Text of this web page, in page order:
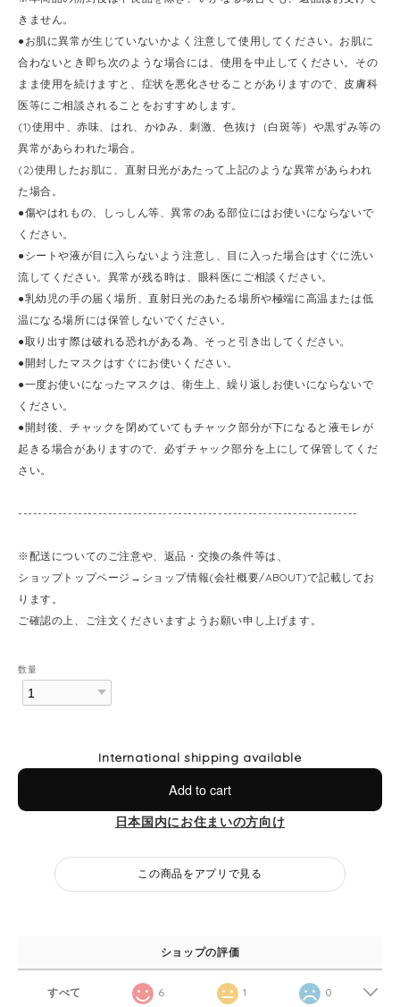
きません。
●お肌に異常が生じていないかよく注意して使用してください。お肌に
合わないとき即ち次のような場合には、使用を中止してください。その
まま使用を続けますと、症状を悪化させることがありますので、皮膚科
医等にご相談されることをおすすめします。
(1)使用中、赤味、はれ、かゆみ、刺激、色抜け（白斑等）や黒ずみ等の
異常があらわれた場合。
(2)使用したお肌に、直射日光があたって上記のような異常があらわれ
た場合。
●傷やはれもの、しっしん等、異常のある部位にはお使いにならないで
ください。
●シートや液が目に入らないよう注意し、目に入った場合はすぐに洗い
流してください。異常が残る時は、眼科医にご相談ください。
●乳幼児の手の届く場所、直射日光のあたる場所や極端に高温または低
温になる場所には保管しないでください。
●取り出す際は破れる恐れがある為、そっと引き出してください。
●開封したマスクはすぐにお使いください。
●一度お使いになったマスクは、衛生上、繰り返しお使いにならないで
ください。
●開封後、チャックを閉めていてもチャック部分が下になると液モレが
起きる場合がありますので、必ずチャック部分を上にして保管してくだ
さい。
--------------------------------------------------------------------
※配送についてのご注意や、返品・交換の条件等は、
ショップトップページ→ショップ情報(会社概要/ABOUT)で記載してお
ります。
ご確認の上、ご注文くださいますようお願い申し上げます。
数量
International shipping available
Add to cart
日本国内にお住まいの方向け
この商品をアプリで見る
ショップの評価
すべて 6 1 0